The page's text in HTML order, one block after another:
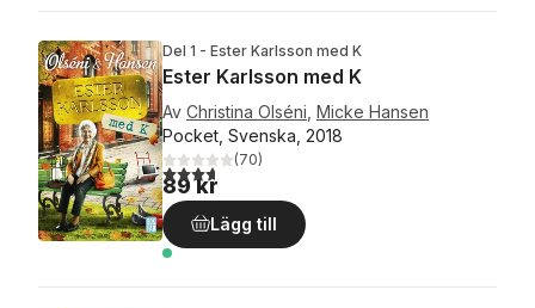
Del 1 - Ester Karlsson med K
Ester Karlsson med K
Av Christina Olséni Micke Hansen
Pocket, Svenska, 2018
3,7utav 5 stjärnor. Totalt antal röster:
(70)
89 kr
Lägg till